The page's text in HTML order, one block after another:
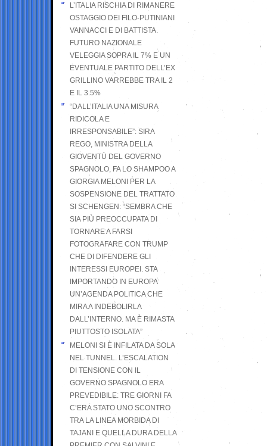
L’ITALIA RISCHIA DI RIMANERE
OSTAGGIO DEI FILO-PUTINIANI
VANNACCI E DI BATTISTA.
FUTURO NAZIONALE
VELEGGIA SOPRA IL 7% E UN
EVENTUALE PARTITO DELL’EX
GRILLINO VARREBBE TRA IL 2
E IL 3.5%
“DALL’ITALIA UNA MISURA
RIDICOLA E
IRRESPONSABILE”: SIRA
REGO, MINISTRA DELLA
GIOVENTÙ DEL GOVERNO
SPAGNOLO, FA LO SHAMPOO A
GIORGIA MELONI PER LA
SOSPENSIONE DEL TRATTATO
SI SCHENGEN: “SEMBRA CHE
SIA PIÙ PREOCCUPATA DI
TORNARE A FARSI
FOTOGRAFARE CON TRUMP
CHE DI DIFENDERE GLI
INTERESSI EUROPEI. STA
IMPORTANDO IN EUROPA
UN’AGENDA POLITICA CHE
MIRA A INDEBOLIRLA
DALL’INTERNO. MA È RIMASTA
PIUTTOSTO ISOLATA”
MELONI SI È INFILATA DA SOLA
NEL TUNNEL. L’ESCALATION
DI TENSIONE CON IL
GOVERNO SPAGNOLO ERA
PREVEDIBILE: TRE GIORNI FA
C’ERA STATO UNO SCONTRO
TRA LA LINEA MORBIDA DI
TAJANI E QUELLA DURA DELLA